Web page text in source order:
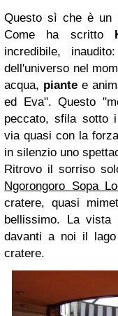
Questo sì che è un
Come ha scritto
incredibile,
dell'universo nel
acqua, piante e
ed Eva". Questo
peccato, sfila sotto
via quasi con la
in silenzio uno
Ritrovo il sorriso
Ngorongoro Sopa
cratere, quasi
bellissimo. La
davanti a noi il
cratere.